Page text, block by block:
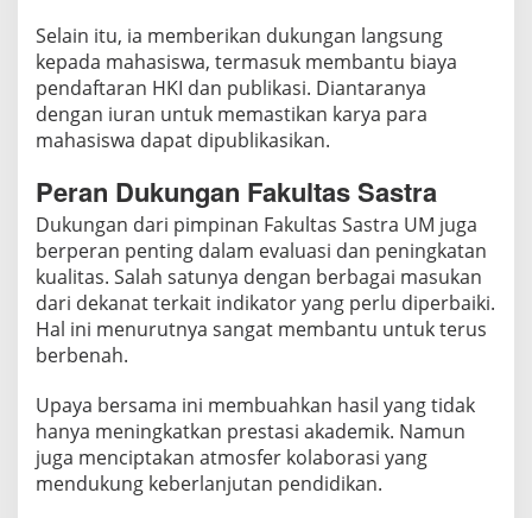
Selain itu, ia memberikan dukungan langsung
kepada mahasiswa, termasuk membantu biaya
pendaftaran HKI dan publikasi. Diantaranya
dengan iuran untuk memastikan karya para
mahasiswa dapat dipublikasikan.
Peran Dukungan Fakultas Sastra
Dukungan dari pimpinan Fakultas Sastra UM juga
berperan penting dalam evaluasi dan peningkatan
kualitas. Salah satunya dengan berbagai masukan
dari dekanat terkait indikator yang perlu diperbaiki.
Hal ini menurutnya sangat membantu untuk terus
berbenah.
Upaya bersama ini membuahkan hasil yang tidak
hanya meningkatkan prestasi akademik. Namun
juga menciptakan atmosfer kolaborasi yang
mendukung keberlanjutan pendidikan.